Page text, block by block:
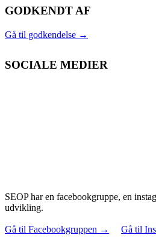
GODKENDT AF
Gå til godkendelse →
SOCIALE MEDIER
SEOP har en facebookgruppe, en
udvikling.
Gå til Facebookgruppen → Gå til